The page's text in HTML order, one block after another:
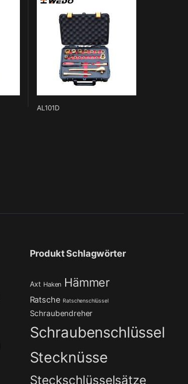
AL101D
Produkt Schlagwörter
Axt Haken Hämmer
Ratsche Ratschenschlüssel
Schraubendreher
Schraubenschlüssel
Stecknüsse
Steckschlüsselsätze